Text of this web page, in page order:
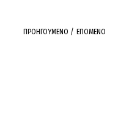
ΠΡΟΗΓΟΥΜΕΝΟ / ΕΠΟΜΕΝΟ